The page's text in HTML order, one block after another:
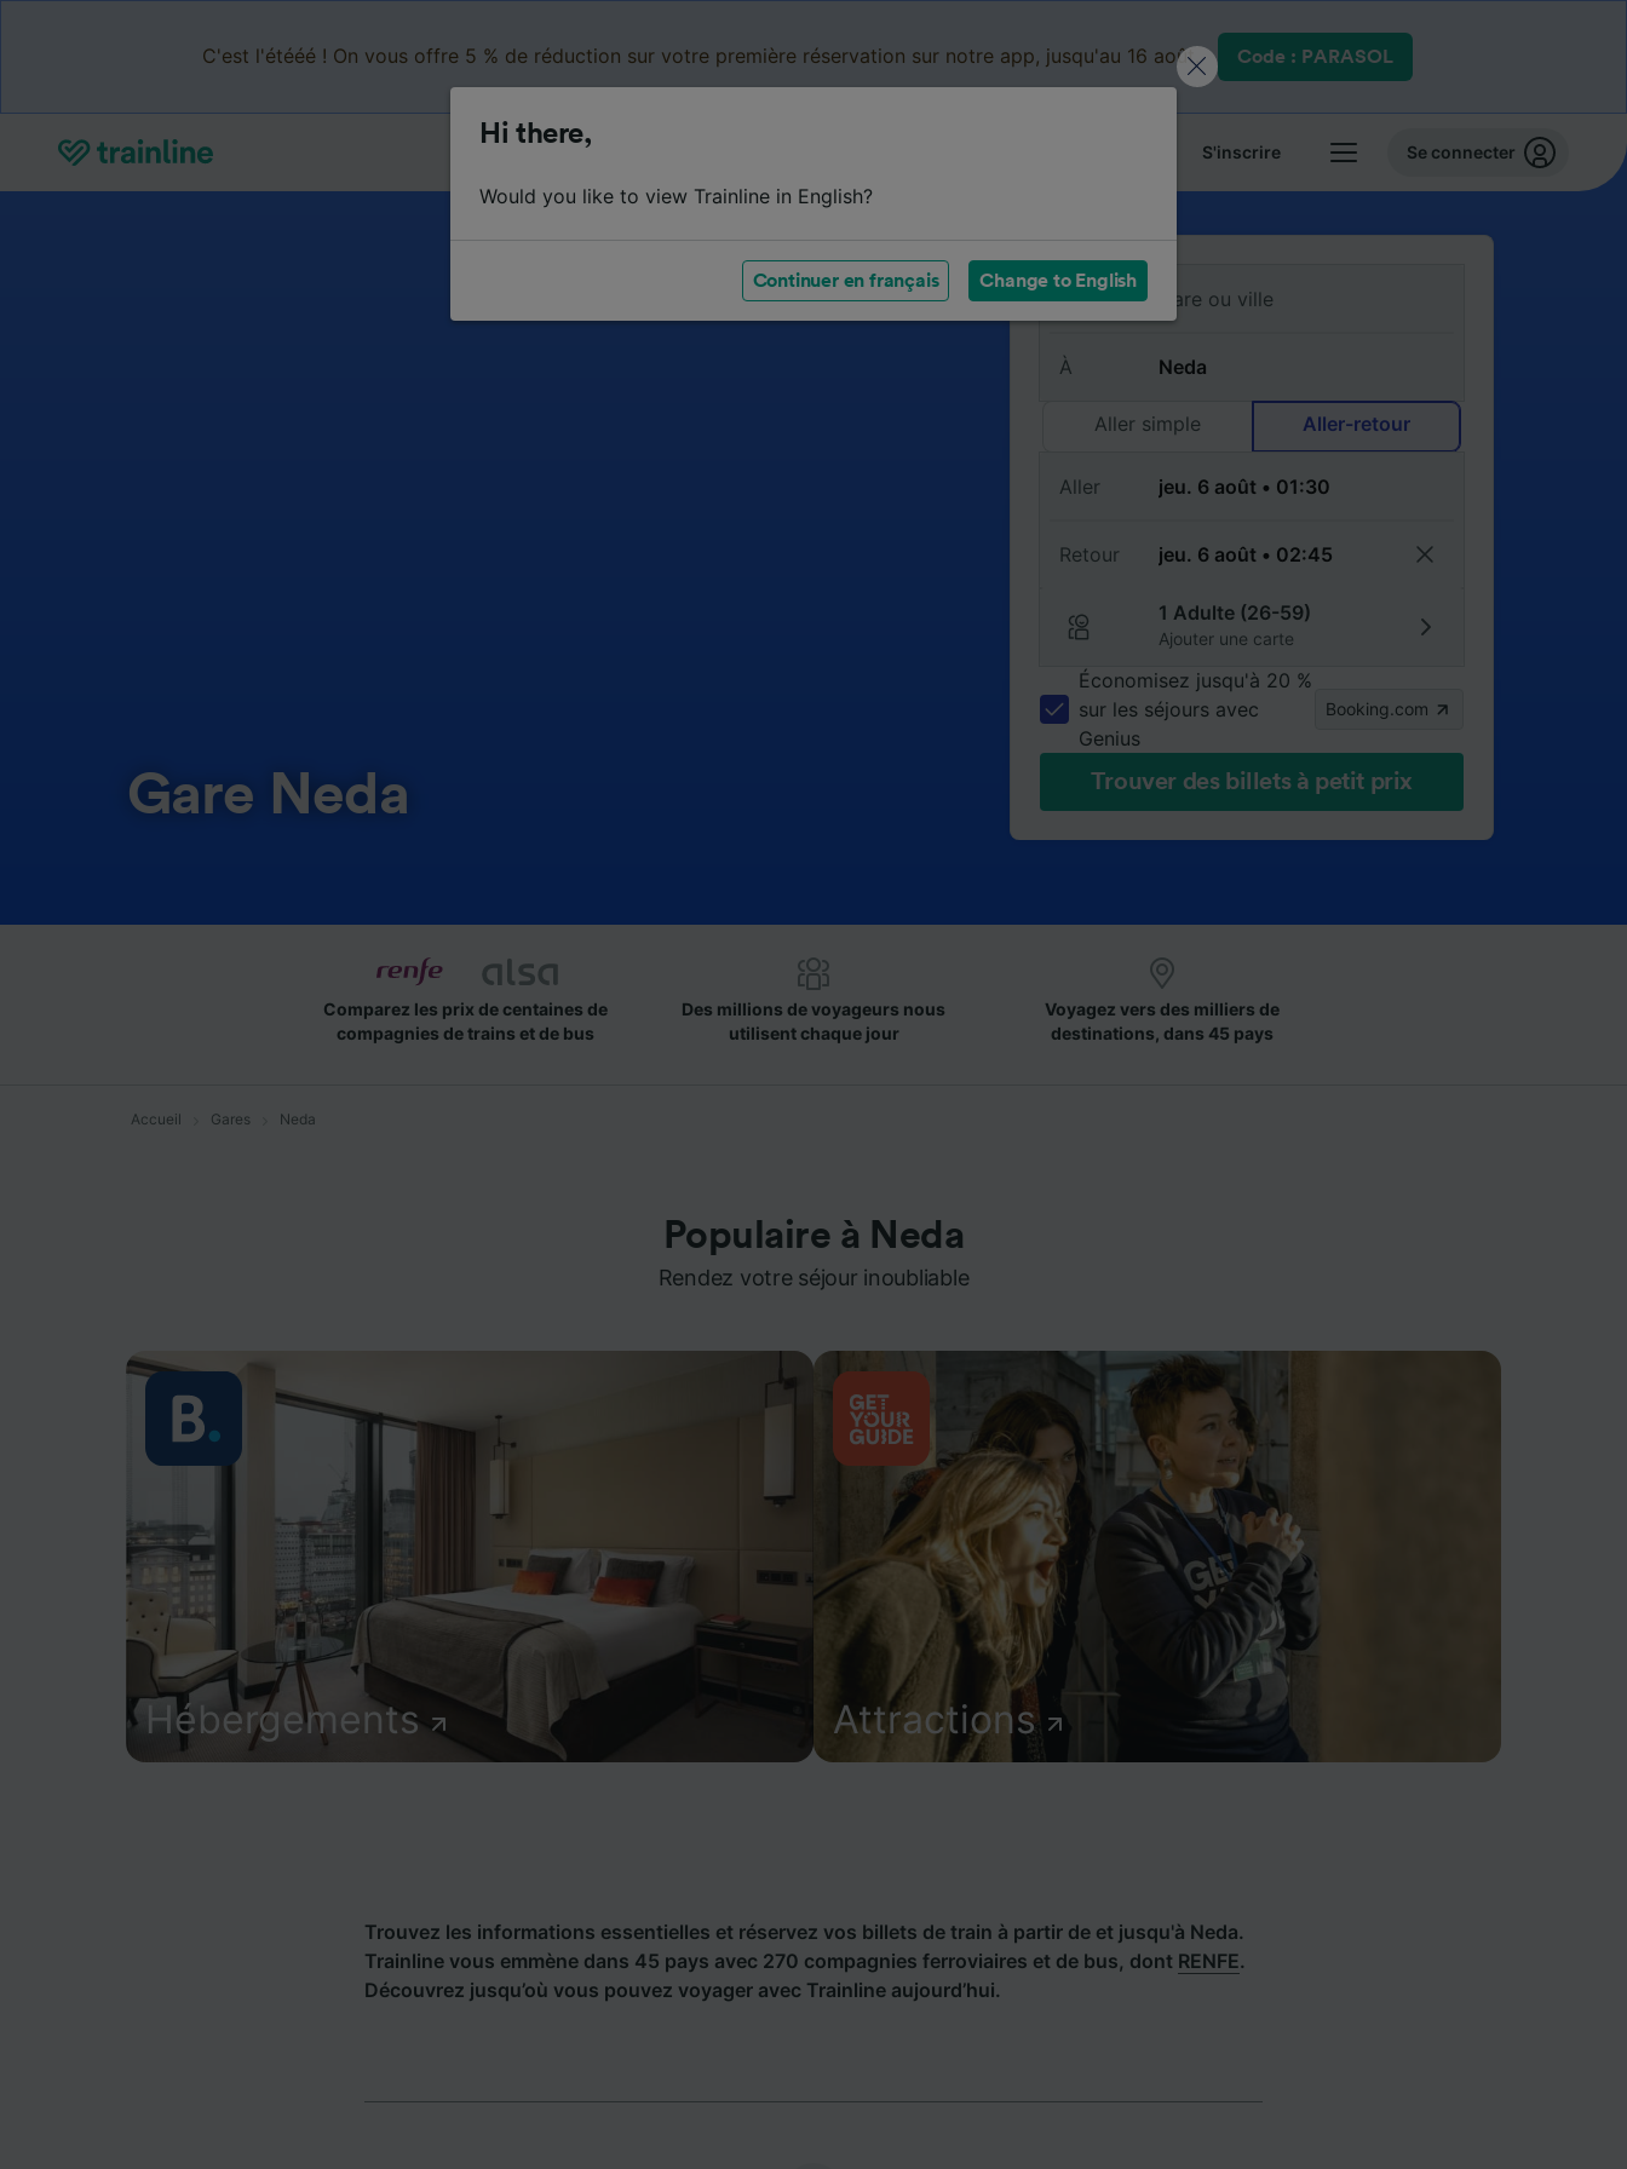
C'est l'étééé ! On vous offre 5 % de réduction sur votre première réservation sur notre app, jusqu'au 16 août. Code : PARASOL
S'inscrire Se connecter
Gare Neda
De
À
Aller simple Aller-retour
Aller
Retour
1 Adulte (26-59)
Ajouter une carte
Économisez jusqu'à 20 %
sur les séjours avec
Genius
Booking.com
Trouver des billets à petit prix
Comparez les prix de centaines de
compagnies de trains et de bus
Des millions de voyageurs nous
utilisent chaque jour
Voyagez vers des milliers de
destinations, dans 45 pays
Accueil Gares Neda
Populaire à Neda
Rendez votre séjour inoubliable
Hébergements Attractions
Trouvez les informations essentielles et réservez vos billets de train à partir de et jusqu'à Neda.
Trainline vous emmène dans 45 pays avec 270 compagnies ferroviaires et de bus, dont RENFE.
Découvrez jusqu’où vous pouvez voyager avec Trainline aujourd’hui.
Hi there,
Would you like to view Trainline in English?
Continuer en français Change to English